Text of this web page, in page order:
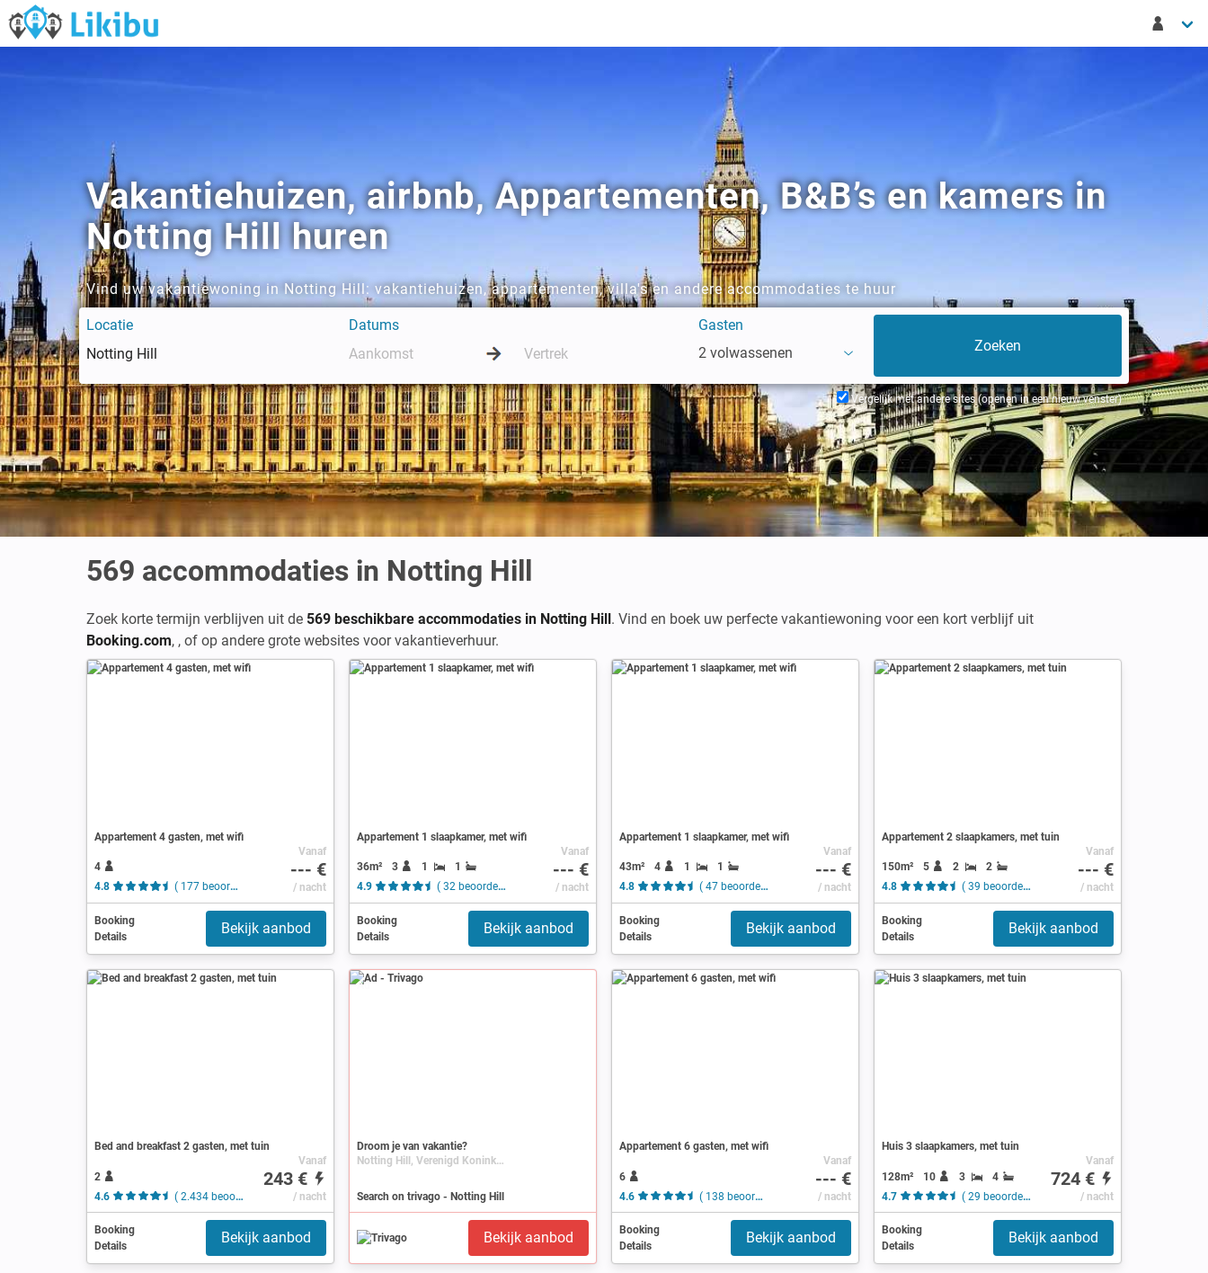
Vakantiehuizen, airbnb, Appartementen, B&B’s en kamers in
Notting Hill huren
Vind uw vakantiewoning in Notting Hill: vakantiehuizen, appartementen, villa's en andere accommodaties te huur
Locatie Datums
Gasten
2 volwassenen
Vergelijk met andere sites (openen in een nieuw venster)
569 accommodaties in Notting Hill
Zoek korte termijn verblijven uit de 569 beschikbare accommodaties in Notting Hill. Vind en boek uw perfecte vakantiewoning voor een kort verblijf uit
Booking.com, , of op andere grote websites voor vakantieverhuur.
Appartement 4 gasten, met wifi
4
4.8
( 177 beoordelingen )
Vanaf
--- €
/ nacht
Booking
Details
Bekijk aanbod
Appartement 1 slaapkamer, met wifi
36m² 3 1
1
4.9
( 32 beoordelingen )
Vanaf
--- €
/ nacht
Booking
Details
Bekijk aanbod
Appartement 1 slaapkamer, met wifi
43m² 4 1
1
4.8
( 47 beoordelingen )
Vanaf
--- €
/ nacht
Booking
Details
Bekijk aanbod
Appartement 2 slaapkamers, met tuin
150m² 5 2
2
4.8
( 39 beoordelingen )
Vanaf
--- €
/ nacht
Booking
Details
Bekijk aanbod
Bed and breakfast 2 gasten, met tuin
2
4.6
( 2.434 beoordelingen )
Vanaf
243 €
/ nacht
Booking
Details
Bekijk aanbod
Ad
Droom je van vakantie?
Notting Hill, Verenigd Koninkrijk, Engeland, Londen
Search on trivago - Notting Hill
Bekijk aanbod
Appartement 6 gasten, met wifi
6
4.6
( 138 beoordelingen )
Vanaf
--- €
/ nacht
Booking
Details
Bekijk aanbod
Huis 3 slaapkamers, met tuin
128m² 10 3
4
4.7
( 29 beoordelingen )
Vanaf
724 €
/ nacht
Booking
Details
Bekijk aanbod